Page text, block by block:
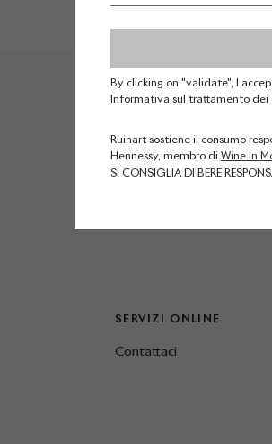
By clicking on "validate", I
Informativa sul trattamento dei
Ruinart sostiene il consumo
Hennessy, membro di Wine in
SI CONSIGLIA DI BERE
SERVIZI ONLINE
Contattaci